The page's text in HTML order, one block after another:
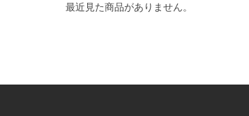
最近見た商品がありません。